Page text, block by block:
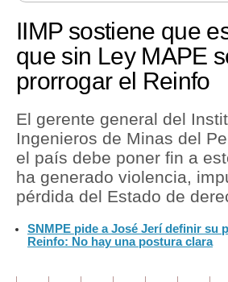
Economía
Mercados
Política
Tu Dinero
Finanzas Personales
Inmobiliarias
IIMP sostiene que
que sin Ley MAPE
prorrogar el Reinfo
El gerente general del
Ingenieros de Minas del
el país debe poner fin a
ha generado violencia,
pérdida del Estado de
SNMPE pide a José Jerí definir su
Reinfo: No hay una postura clara